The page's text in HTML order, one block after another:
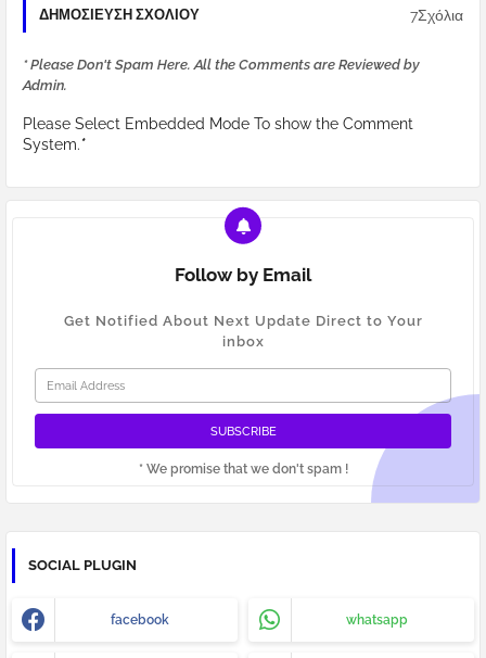
ΔΗΜΟΣΊΕΥΣΗ ΣΧΟΛΊΟΥ 7Σχόλια
* Please Don't Spam Here. All the Comments are Reviewed by
Admin.
Please Select Embedded Mode To show the Comment
System.*
Follow by Email
Get Notified About Next Update Direct to Your
inbox
* We promise that we don't spam !
SOCIAL PLUGIN
facebook whatsapp